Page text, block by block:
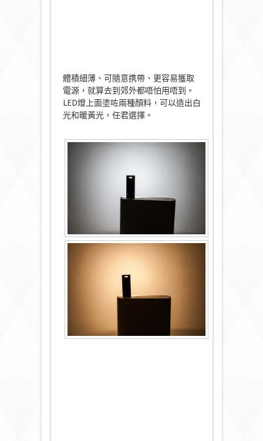
體積細薄、可隨意携帶、更容易獲取
電源，就算去到郊外都唔怕用唔到。
LED燈上面塗咗兩種顏料，可以造出白
光和暖黃光，任君選擇。